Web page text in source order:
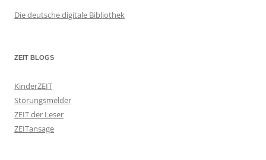
Die deutsche digitale Bibliothek
ZEIT BLOGS
KinderZEIT
Störungsmelder
ZEIT der Leser
ZEITansage